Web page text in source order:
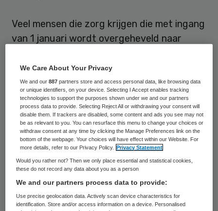
Veel mensen die zorg krijgen die met ingang
van 1 januari wordt overgeheveld naar
wat er gaat gebeuren. Dat blijkt uit een
enquête van het tv-programma Radar, die
maandagavond bekend werd gemaakt.
Het gaat om de groep van enkele
honderdduizenden mensen die momenteel
gebruikmaakt van een regeling onder de
Algemene Wet Bijzondere Ziektekosten
(AWBZ) en straks onder de Wet
Maatschappelijke Ondersteuning (WMO) of
nieuwe Jeugdwet komt te vallen. Te denken
We Care About Your Privacy
We and our887 partners store and access personal data, like browsing data
or unique identifiers, on your device. Selecting I Accept enables tracking
technologies to support the purposes shown under we and our partners
process data to provide. Selecting Reject All or withdrawing your consent will
disable them. If trackers are disabled, some content and ads you see may not
be as relevant to you. You can resurface this menu to change your choices or
withdraw consent at any time by clicking the Manage Preferences link on the
bottom of the webpage. Your choices will have effect within our Website. For
more details, refer to our Privacy Policy.
Privacy Statement
Would you rather not? Then we only place essential and statistical cookies,
these do not record any data about you as a person
We and our partners process data to provide:
Use precise geolocation data. Actively scan device characteristics for
identification. Store and/or access information on a device. Personalised